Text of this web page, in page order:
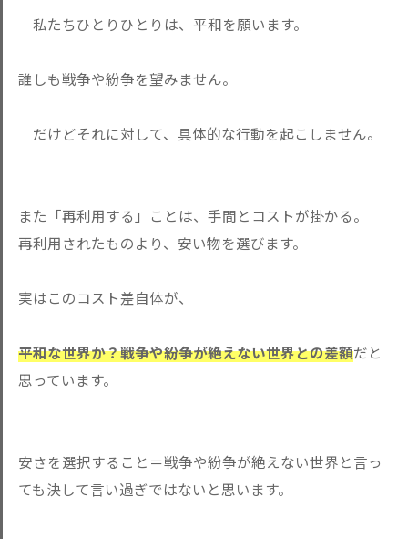
私たちひとりひとりは、平和を願います。
誰しも戦争や紛争を望みません。
だけどそれに対して、具体的な行動を起こしません。
また「再利用する」ことは、手間とコストが掛かる。
再利用されたものより、安い物を選びます。
実はこのコスト差自体が、
平和な世界か？戦争や紛争が絶えない世界との差額だと
思っています。
安さを選択すること＝戦争や紛争が絶えない世界と言っ
ても決して言い過ぎではないと思います。